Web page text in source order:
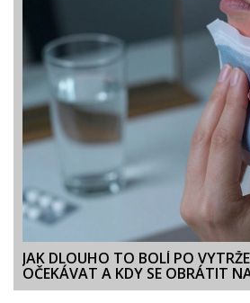
JAK DLOUHO TO BOLÍ PO
OČEKÁVAT A KDY SE OBRÁTIT